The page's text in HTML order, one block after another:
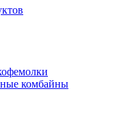
комбайны